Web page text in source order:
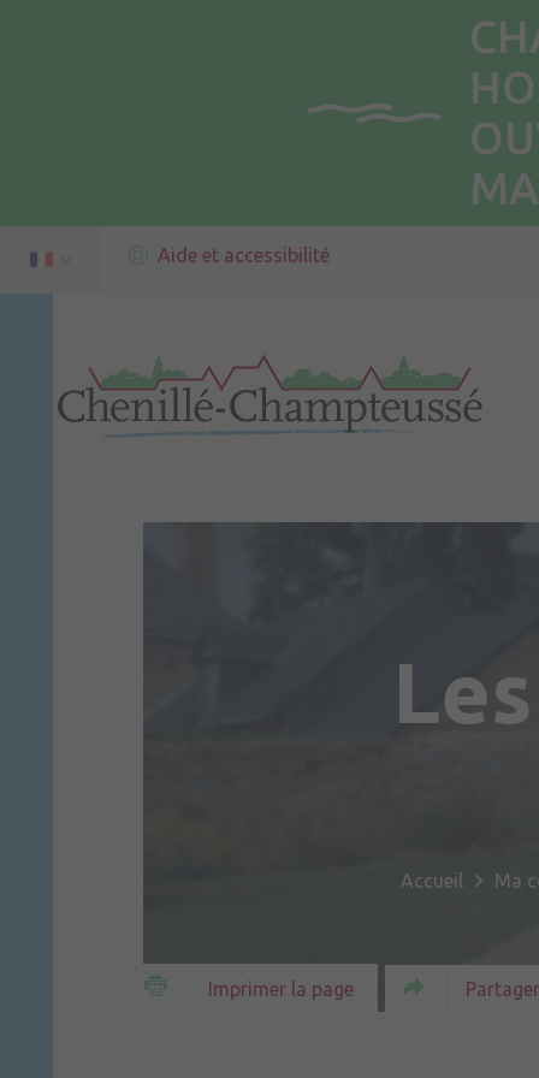
Aide et accessibilité
Accueil Ma
Imprimer la page